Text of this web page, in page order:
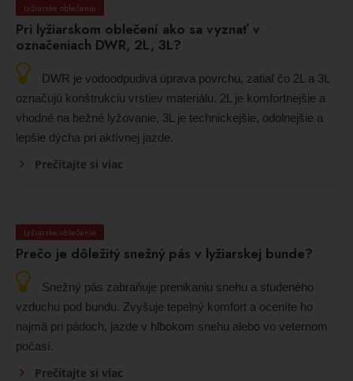
Lyžiarske oblečenie
Pri lyžiarskom oblečení ako sa vyznať v
označeniach DWR, 2L, 3L?
DWR je vodoodpudivá úprava povrchu, zatiaľ čo 2L a 3L
označujú konštrukciu vrstiev materiálu. 2L je komfortnejšie a
vhodné na bežné lyžovanie, 3L je technickejšie, odolnejšie a
lepšie dýcha pri aktívnej jazde.
Prečítajte si viac
Lyžiarske oblečenie
Prečo je dôležitý snežný pás v lyžiarskej bunde?
Snežný pás zabraňuje prenikaniu snehu a studeného
vzduchu pod bundu. Zvyšuje tepelný komfort a oceníte ho
najmä pri pádoch, jazde v hlbokom snehu alebo vo veternom
počasí.
Prečítajte si viac